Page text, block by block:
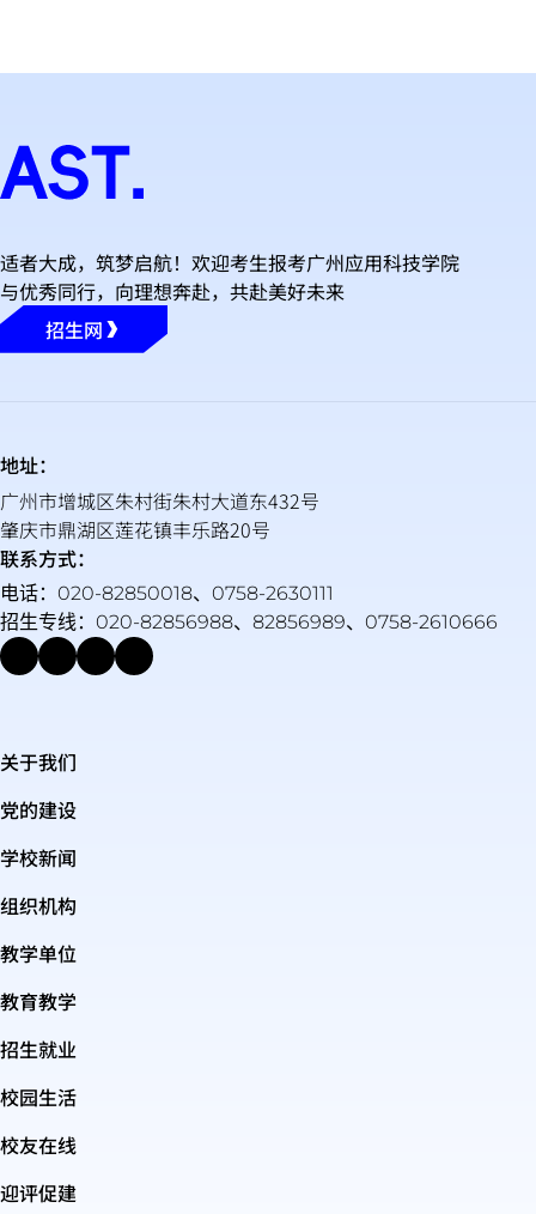
适者大成，筑梦启航！欢迎考生报考广州应用科技学院
与优秀同行，向理想奔赴，共赴美好未来
招生网
地址：
广州市增城区朱村街朱村大道东432号
肇庆市鼎湖区莲花镇丰乐路20号
联系方式：
电话：020-82850018、0758-2630111
招生专线：020-82856988、82856989、0758-2610666
关于我们
党的建设
学校新闻
组织机构
教学单位
教育教学
招生就业
校园生活
校友在线
迎评促建